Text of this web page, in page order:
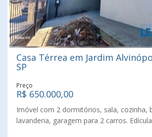
Casa Térrea em Jardim
SP
Preço
R$ 650.000,00
Imóvel com 2 dormitórios, sala, cozinha,
lavanderia, garagem para 2 carros.